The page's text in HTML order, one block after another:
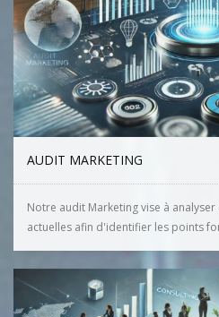
AUDIT MARKETING
Notre audit Marketing vise à
actuelles afin d'identifier les points